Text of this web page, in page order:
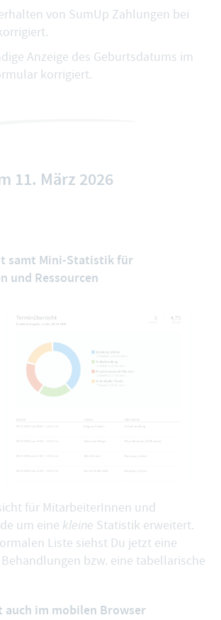
von SumUp Zahlungen bei
Anzeige des Geburtsdatums im
korrigiert.
11. März 2026
samt Mini-Statistik für
und Ressourcen
für MitarbeiterInnen und
um eine kleine Statistik erweitert.
Liste siehst Du jetzt eine
bzw. eine tabellarische
auch im mobilen Browser